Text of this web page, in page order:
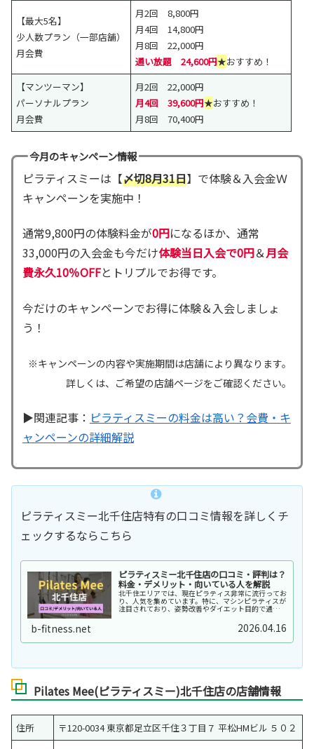
【最大5名】
少人数プラン（一部店舗）
月会費
月2回 8,800円
月4回 14,800円
月8回 22,000円
通い放題 24,600円★おすすめ！
【マンツーマン】
パーソナルプラン
月会費
月2回 22,000円
月4回 39,600円★おすすめ！
月8回 70,400円
今月のキャンペーン情報
ピラティスミーは【〆切8月31日】で体験＆入会金Ｗ
キャンペーンを実施中！
通常9,800円の体験料金が0円になるほか、通常
33,000円の入会金も今だけ体験当日入会で0円＆月会
費永久10％OFFとトリプルでお得です。
今だけのキャンペーンでお得に体験＆入会しましょ
う！
※キャンペーンの内容や実施期間は店舗により異なります。
詳しくは、ご希望の店舗ページをご確認ください。
▶関連記事： ピラティスミーの料金は高い？会費・キ
ャンペーンの詳細解説
ピラティスミー北千住店特有の口コミ情報を詳しくチ
ェックするならこちら
ピラティスミー北千住店の口コミ・評判は？
料金・デメリット・向いている人を解説
北千住エリアでは、現在ピラティス非常に流行ってお
り、人気を集めています。特に、マシンピラティスが
注目されており、姿勢改善やダイエット目的で通う人
が増えています。流行のピラティスを始めたいけ
ど、・グループレッスンだと初心者だから不安…・
b-fitness.net 2026.04.16
Pilates Mee(ピラティスミー)北千住店の店舗情報
住所 〒120-0034 東京都足立区千住３丁目７ 平松HMビル ５０２